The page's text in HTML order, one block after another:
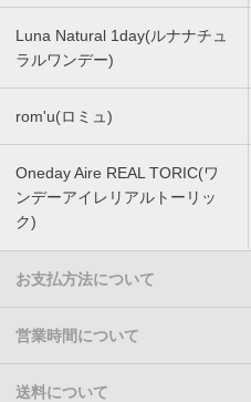
Luna Natural 1day(ルナナチュ
ラルワンデー)
rom'u(ロミュ)
Oneday Aire REAL TORIC(ワ
ンデーアイレリアルトーリッ
ク)
お支払方法について
営業時間について
送料について